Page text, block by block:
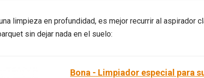
limpieza en profundidad, es mejor recurrir al aspirador
sin dejar nada en el suelo:
Bona - Limpiador especial para